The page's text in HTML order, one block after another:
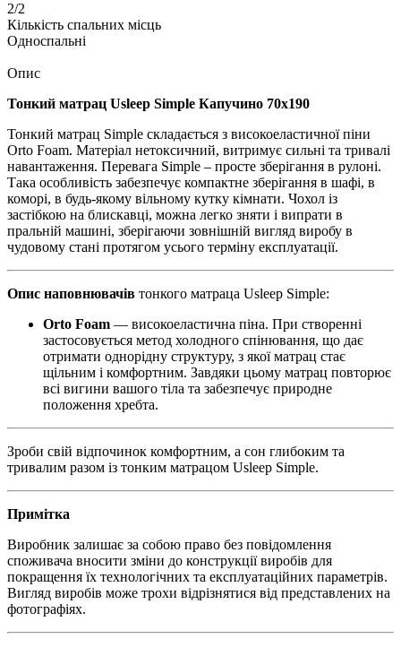
2/2
Кількість спальних місць
Односпальні
Опис
Тонкий матрац Usleep Simple Капучино 70х190
Тонкий матрац Simple складається з високоеластичної піни
Orto Foam. Матеріал нетоксичний, витримує сильні та тривалі
навантаження. Перевага Simple – просте зберігання в рулоні.
Така особливість забезпечує компактне зберігання в шафі, в
коморі, в будь-якому вільному кутку кімнати. Чохол із
застібкою на блискавці, можна легко зняти і випрати в
пральній машині, зберігаючи зовнішній вигляд виробу в
чудовому стані протягом усього терміну експлуатації.
Опис наповнювачів тонкого матраца Usleep Simple:
Orto Foam — високоеластична піна. При створенні
застосовується метод холодного спінювання, що дає
отримати однорідну структуру, з якої матрац стає
щільним і комфортним. Завдяки цьому матрац повторює
всі вигини вашого тіла та забезпечує природне
положення хребта.
Зроби свій відпочинок комфортним, а сон глибоким та
тривалим разом із тонким матрацом Usleep Simple.
Примітка
Виробник залишає за собою право без повідомлення
споживача вносити зміни до конструкції виробів для
покращення їх технологічних та експлуатаційних параметрів.
Вигляд виробів може трохи відрізнятися від представлених на
фотографіях.